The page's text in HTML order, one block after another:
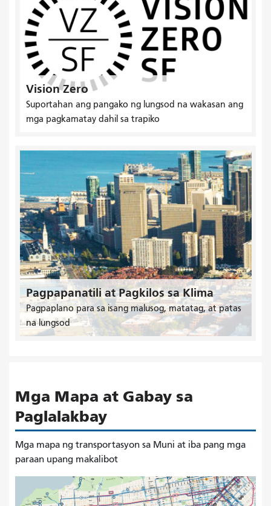
Vision Zero
Suportahan ang pangako ng lungsod na wakasan ang
mga pagkamatay dahil sa trapiko
Pagpapanatili at Pagkilos sa Klima
Pagpaplano para sa isang malusog, matatag, at patas
na lungsod
Mga Mapa at Gabay sa
Paglalakbay
Mga mapa ng transportasyon sa Muni at iba pang mga
paraan upang makalibot